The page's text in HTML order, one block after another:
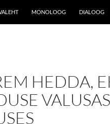
MONOLOOG DIALOOG
HEDDA,
VALUSAS